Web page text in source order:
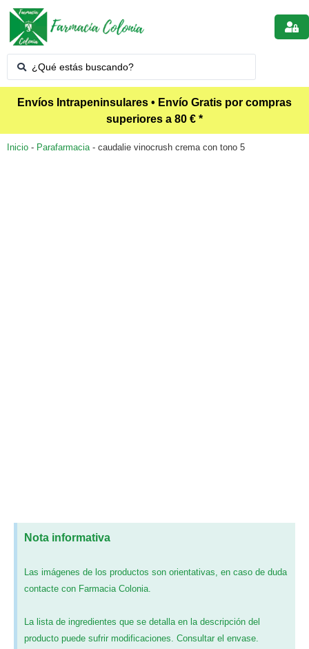
Envíos Intrapeninsulares • Envío Gratis por compras
superiores a 80 € *
Inicio - Parafarmacia- caudalie vinocrush crema con tono 5
Nota informativa
Las imágenes de los productos son orientativas, en caso de duda
contacte con Farmacia Colonia.
La lista de ingredientes que se detalla en la descripción del
producto puede sufrir modificaciones. Consultar el envase.